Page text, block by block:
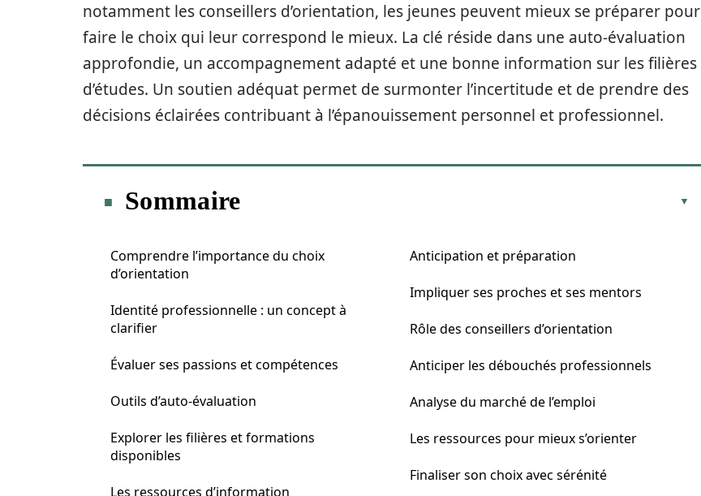
notamment les conseillers d’orientation, les jeunes peuvent mieux se préparer pour
faire le choix qui leur correspond le mieux. La clé réside dans une auto-évaluation
approfondie, un accompagnement adapté et une bonne information sur les filières
d’études. Un soutien adéquat permet de surmonter l’incertitude et de prendre des
décisions éclairées contribuant à l’épanouissement personnel et professionnel.
Sommaire
Comprendre l’importance du choix
d’orientation
Identité professionnelle : un concept à
clarifier
Évaluer ses passions et compétences
Outils d’auto-évaluation
Explorer les filières et formations
disponibles
Les ressources d’information
Anticipation et préparation
Impliquer ses proches et ses mentors
Rôle des conseillers d’orientation
Anticiper les débouchés professionnels
Analyse du marché de l’emploi
Les ressources pour mieux s’orienter
Finaliser son choix avec sérénité